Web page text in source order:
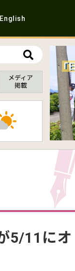
English
メディア
掲載
5/11にオ